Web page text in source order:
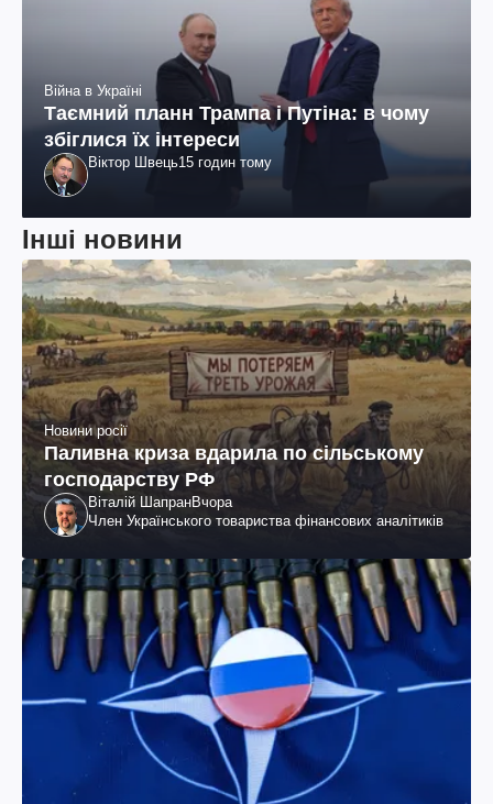
Війна в Україні
Таємний планн Трампа і Путіна: в чому
збіглися їх інтереси
Віктор Швець15 годин тому
Інші новини
Новини росії
Паливна криза вдарила по сільському
господарству РФ
Віталій ШапранВчора
Член Українського товариства фінансових аналітиків